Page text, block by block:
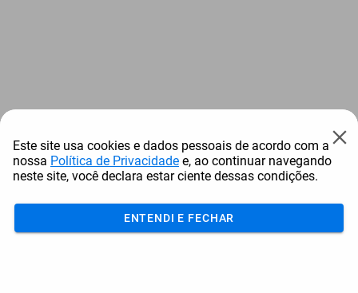
Este site usa cookies e dados pessoais de acordo com a
nossa Política de Privacidade e, ao continuar navegando
neste site, você declara estar ciente dessas condições.
ENTENDI E FECHAR